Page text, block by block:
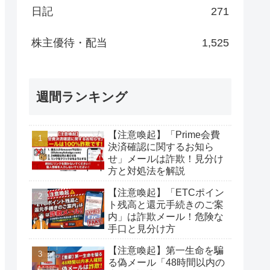
日記 271
株主優待・配当 1,525
週間ランキング
【注意喚起】「Prime会費
決済確認に関するお知ら
せ」メールは詐欺！見分け
方と対処法を解説
【注意喚起】「ETCポイン
ト残高と還元手続きのご案
内」は詐欺メール！危険な
手口と見分け方
【注意喚起】第一生命を騙
る偽メール「48時間以内の